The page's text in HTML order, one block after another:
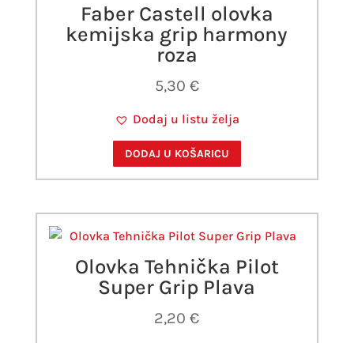
Faber Castell olovka
kemijska grip harmony
roza
5,30 €
Dodaj u listu želja
DODAJ U KOŠARICU
Olovka Tehnička Pilot
Super Grip Plava
2,20€